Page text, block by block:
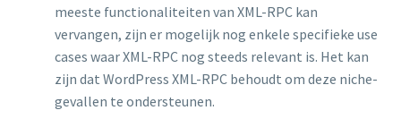
meeste functionaliteiten van XML-RPC kan
vervangen, zijn er mogelijk nog enkele specifieke use
cases waar XML-RPC nog steeds relevant is. Het kan
zijn dat WordPress XML-RPC behoudt om deze niche-
gevallen te ondersteunen.